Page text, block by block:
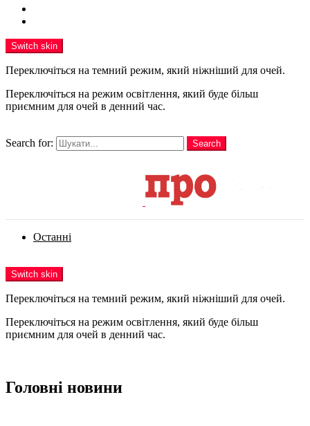
Switch skin
Переключіться на темний режим, який ніжніший для очей.
Переключіться на режим освітлення, який буде більш
приємним для очей в денний час.
Search for:
Search
Останні
Switch skin
Переключіться на темний режим, який ніжніший для очей.
Переключіться на режим освітлення, який буде більш
приємним для очей в денний час.
Головні новини